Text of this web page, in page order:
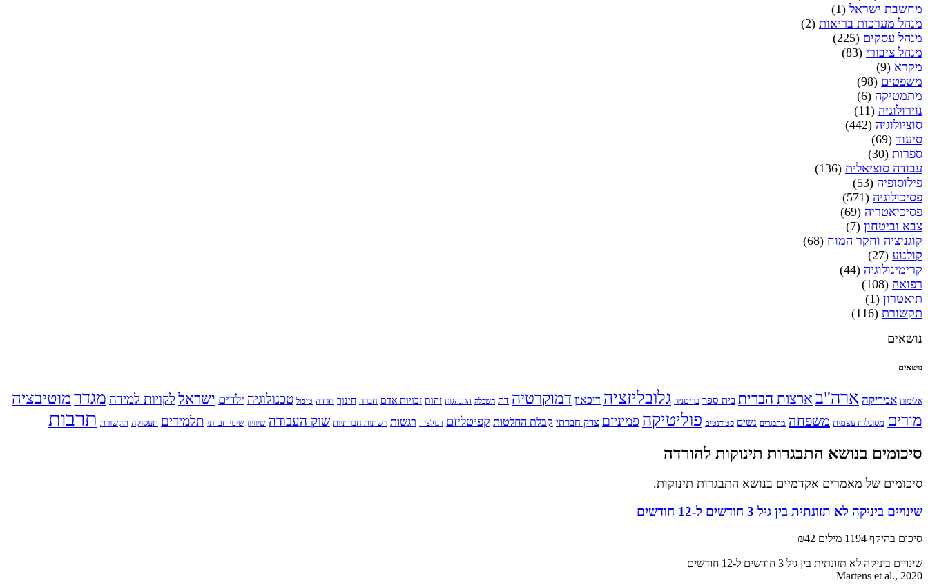
מחשבת ישראל (1)
מנהל מערכות בריאות (2)
מנהל עסקים (225)
מנהל ציבורי (83)
מקרא (9)
משפטים (98)
מתמטיקה (6)
נוירולוגיה (11)
סוציולוגיה (442)
סיעוד (69)
ספרות (30)
עבודה סוציאלית (136)
פילוסופיה (53)
פסיכולוגיה (571)
פסיכיאטריה (69)
צבא וביטחון (7)
קוגניציה וחקר המוח (68)
קולנוע (27)
קרימינולוגיה (44)
רפואה (108)
תיאטרון (1)
תקשורת (116)
נושאים
נושאים
אלימות אמריקה ארה"ב ארצות הברית בית ספר בריטניה גלובליזציה דיכאון דמוקרטיה דת השכלה התנהגות זהות זכויות אדם חברה חינוך חרדה טיפול טכנולוגיה ילדים ישראל לקויות למידה מגדרמוטיבציה
מורים מסוגלות עצמית משפחה מתבגרים נשים סטודנטים פוליטיקה פמיניזם צדק חברתי קבלת החלטות קפיטליזם רגולציה רגשות רשתות חברתיות שוק העבודה שיוויון שינוי חברתי תלמידים תעסוקה תקשורת תרבות
סיכומים בנושא התבגרות תינוקות להורדה
סיכומים של מאמרים אקדמיים בנושא התבגרות תינוקות.
שינויים ביניקה לא תזונתית בין גיל 3 חודשים ל-12 חודשים
סיכום בהיקף 1194 מילים ₪42
שינויים ביניקה לא תזונתית בין גיל 3 חודשים ל-12 חודשים
Martens et al., 2020